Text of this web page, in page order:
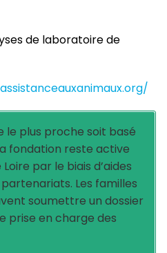
de laboratoire de
le plus proche soit basé
fondation reste active
par le biais d’aides
Les familles
soumettre un dossier
prise en charge des